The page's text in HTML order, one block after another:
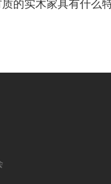
的实木家具有什么